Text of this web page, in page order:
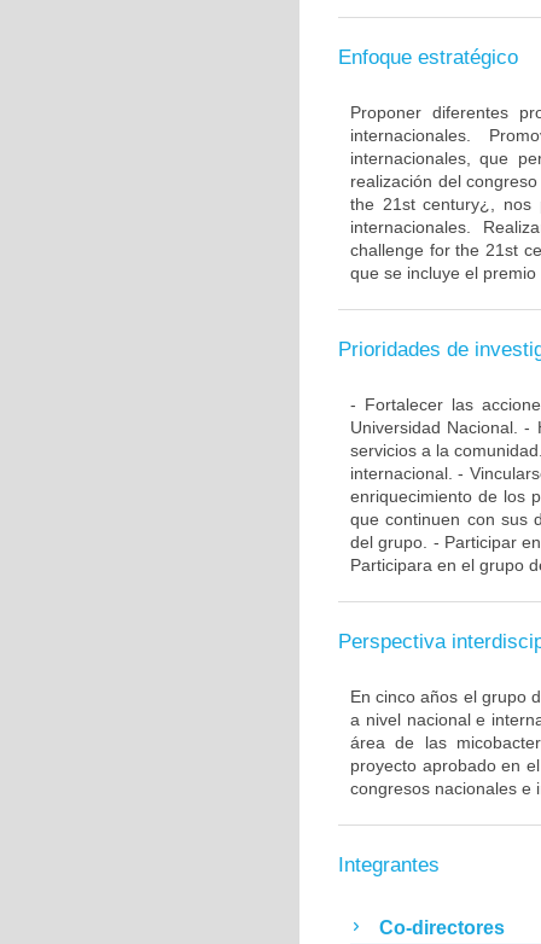
Enfoque estratégico
Proponer diferentes
internacionales.
internacionales, que
realización del
the 21st century¿, nos
internacionales.
challenge for the 21st
que se incluye el
Prioridades de
- Fortalecer las
Universidad Nacional. -
servicios a la
internacional. -
enriquecimiento de los
que continuen con sus
del grupo. - Participar
Participara en el grupo
Perspectiva
En cinco años el grupo
a nivel nacional e
área de las
proyecto aprobado en
congresos nacionales e
Integrantes
Co-directores